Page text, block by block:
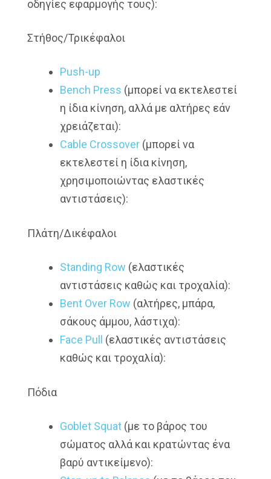
οδηγίες εφαρμογής τους):
Στήθος/Τρικέφαλοι
Push-up
Bench Press (μπορεί να εκτελεστεί
η ίδια κίνηση, αλλά με αλτήρες εάν
χρειάζεται):
Cable Crossover (μπορεί να
εκτελεστεί η ίδια κίνηση,
χρησιμοποιώντας ελαστικές
αντιστάσεις):
Πλάτη/Δικέφαλοι
Standing Row (ελαστικές
αντιστάσεις καθώς και τροχαλία):
Bent Over Row (αλτήρες, μπάρα,
σάκους άμμου, λάστιχα):
Face Pull (ελαστικές αντιστάσεις
καθώς και τροχαλία):
Πόδια
Goblet Squat (με το βάρος του
σώματος αλλά και κρατώντας ένα
βαρύ αντικείμενο):